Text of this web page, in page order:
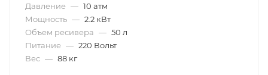
Давление — 10 атм
Мощность — 2.2 кВт
Объем ресивера — 50 л
Питание — 220 Вольт
Вес — 88 кг